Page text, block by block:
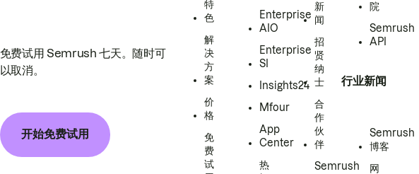
免费试用 Semrush 七天。随时可
以取消。
开始免费试用
特
色
解
决
方
案
价
格
免
费
试
Enterprise
AIO
Enterprise
SI
Insights24
Mfour
App
Center
热
新
闻
招
贤
纳
士
合
作
伙
伴
Semrush
院
Semrush
API
行业新闻
Semrush
博客
网